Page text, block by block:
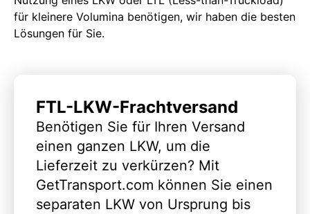
für kleinere Volumina benötigen, wir haben die besten
Lösungen für Sie.
FTL-LKW-Frachtversand
Benötigen Sie für Ihren Versand
einen ganzen LKW, um die
Lieferzeit zu verkürzen? Mit
GetTransport.com können Sie einen
separaten LKW von Ursprung bis